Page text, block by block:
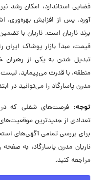
فضایی استاندارد، امکان رشد
آورد. پس از افزایش بهره‌وری،
برند ناریان است. ناریان با
قیمت، مبدأ بازار پوشاک ایران
تبدیل شدن به یکی از
منطقه، با قدرت می‌پیماید.
مدرن پاسارگاد را می‌توانید در
توجه: فرصت‌های شغلی که
تعدادی از جدیدترین
برای بررسی تمامی آگهی‌های
ناریان مدرن پاسارگاد، به
مراجعه کنید.